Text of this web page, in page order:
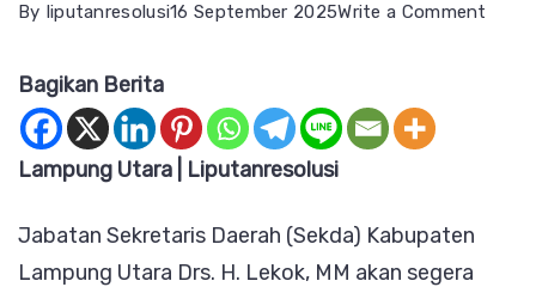
By liputanresolusi16 September 2025Write a Comment
Bagikan Berita
Lampung Utara | Liputanresolusi
Jabatan Sekretaris Daerah (Sekda) Kabupaten
Lampung Utara Drs. H. Lekok, MM akan segera